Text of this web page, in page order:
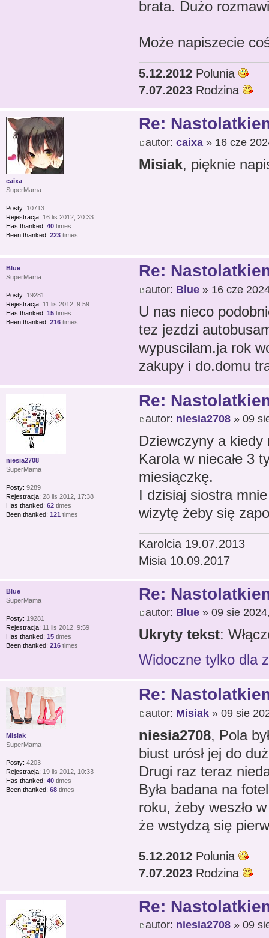
brata. Dużo
Może napiszecie
5.12.2012Polunia
7.07.2023Rodzina
Re:
autor: caixa» 16 cze
Misiak, pięknie
caixa
SuperMama
Posty: 10713
Rejestracja: 16 lis 2012, 20:33
Has thanked: 40 times
Been thanked: 223 times
Re:
autor: Blue» 16 cze
U nas nieco
tez jezdzi
wypuscilam.ja rok
zakupy i do.domu
Blue
SuperMama
Posty: 19281
Rejestracja: 11 lis 2012, 9:59
Has thanked: 15 times
Been thanked: 216 times
Re:
autor: niesia2708» 09
Dziewczyny a
Karola w niecałe 3
miesiączkę.
I dzisiaj siostra
wizytę żeby się
Karolcia 19.07.2013
Misia 10.09.2017
niesia2708
SuperMama
Posty: 9289
Rejestracja: 28 lis 2012, 17:38
Has thanked: 62 times
Been thanked: 121 times
Re:
autor: Blue» 09 sie
Ukryty tekst:
Widoczne tylko dla
Blue
SuperMama
Posty: 19281
Rejestracja: 11 lis 2012, 9:59
Has thanked: 15 times
Been thanked: 216 times
Re:
autor: Misiak» 09 sie
niesia2708, Pola
biust urósł jej do
Drugi raz teraz
Była badana na
roku, żeby weszło
że wstydzą się
5.12.2012Polunia
7.07.2023Rodzina
Misiak
SuperMama
Posty: 4203
Rejestracja: 19 lis 2012, 10:33
Has thanked: 40 times
Been thanked: 68 times
Re:
autor: niesia2708» 09